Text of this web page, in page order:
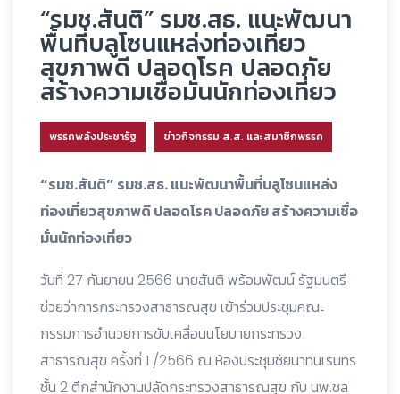
“รมช.สันติ” รมช.สธ. แนะพัฒนา
พื้นที่บลูโซนแหล่งท่องเที่ยว
สุขภาพดี ปลอดโรค ปลอดภัย
สร้างความเชื่อมั่นนักท่องเที่ยว
พรรคพลังประชารัฐ ข่าวกิจกรรม ส.ส. และสมาชิกพรรค
“รมช.สันติ” รมช.สธ. แนะพัฒนาพื้นที่บลูโซนแหล่ง
ท่องเที่ยวสุขภาพดี ปลอดโรค ปลอดภัย สร้างความเชื่อ
มั่นนักท่องเที่ยว
วันที่ 27 กันยายน 2566 นายสันติ พร้อมพัฒน์ รัฐมนตรี
ช่วยว่าการกระทรวงสาธารณสุข เข้าร่วมประชุมคณะ
กรรมการอำนวยการขับเคลื่อนนโยบายกระทรวง
สาธารณสุข ครั้งที่ 1 /2566 ณ ห้องประชุมชัยนาทนเรนทร
ชั้น 2 ตึกสำนักงานปลัดกระทรวงสาธารณสุข กับ นพ.ชล